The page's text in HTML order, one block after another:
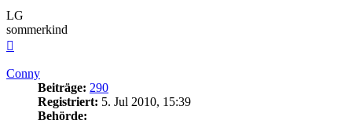
LG
sommerkind
Conny
Beiträge: 290
Registriert: 5. Jul 2010, 15:39
Behörde: